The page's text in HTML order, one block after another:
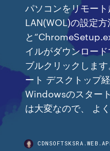
パソコンをリモー
LAN(WOL)の設定
と
イルがダウンロー
ブルクリックしま
ート デスクトップ
Windowsのスター
は大変なので、 よ